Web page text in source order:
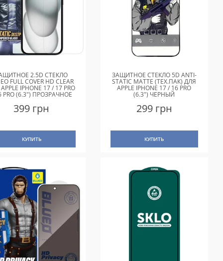
2.5D СТЕКЛО
FULL COVER HD CLEAR
IPHONE 17 / 17 PRO
PRO (6.3") ПРОЗРАЧНОЕ
399 грн
КУПИТЬ
ЗАЩИТНОЕ СТЕКЛО 5D ANTI-
STATIC MATTE (ТЕХ.ПАК) ДЛЯ
APPLE IPHONE 17 / 16 PRO
(6.3") ЧЕРНЫЙ
299 грн
КУПИТЬ